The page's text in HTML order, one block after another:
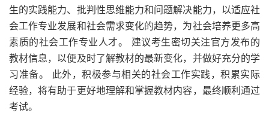
生的实践能力、批判性思维能力和问题解决能力，以适应社
会工作专业发展和社会需求变化的趋势，为社会培养更多高
素质的社会工作专业人才。 建议考生密切关注官方发布的
教材信息，以便及时了解教材的最新变化，并做好充分的学
习准备。 此外，积极参与相关的社会工作实践，积累实际
经验，将有助于更好地理解和掌握教材内容，最终顺利通过
考试。